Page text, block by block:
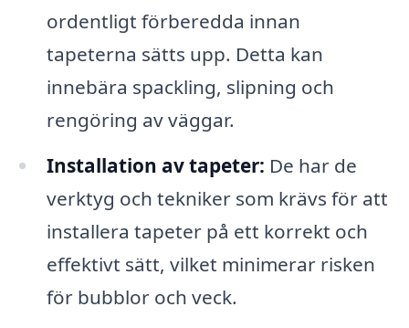
ordentligt förberedda innan
tapeterna sätts upp. Detta kan
innebära spackling, slipning och
rengöring av väggar.
Installation av tapeter: De har de
verktyg och tekniker som krävs för att
installera tapeter på ett korrekt och
effektivt sätt, vilket minimerar risken
för bubblor och veck.